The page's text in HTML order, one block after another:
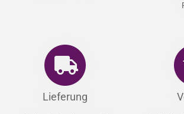
Lieferung